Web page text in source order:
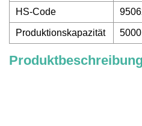
HS-Code
Produktionskapazität
Produktbeschreibung